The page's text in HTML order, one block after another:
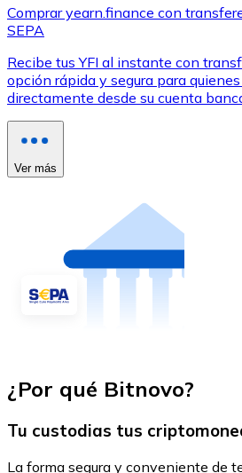
Comprar yearn.finance con
SEPA
Recibe tus YFI al instante con
opción rápida y segura para
directamente desde su cuenta
Ver más
¿Por qué Bitnovo?
Tu custodias tus
La forma segura y conveniente de